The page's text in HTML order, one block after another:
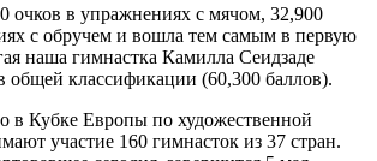
очков в упражнениях с мячом, 32,900
с обручем и вошла тем самым в первую
наша гимнастка Камилла Сеидзаде
общей классификации (60,300 баллов).
в Кубке Европы по художественной
участие 160 гимнасток из 37 стран.